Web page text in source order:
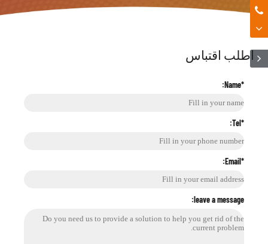
اطلب اقتباس
*Name:
*Tel:
*Email:
leave a message: